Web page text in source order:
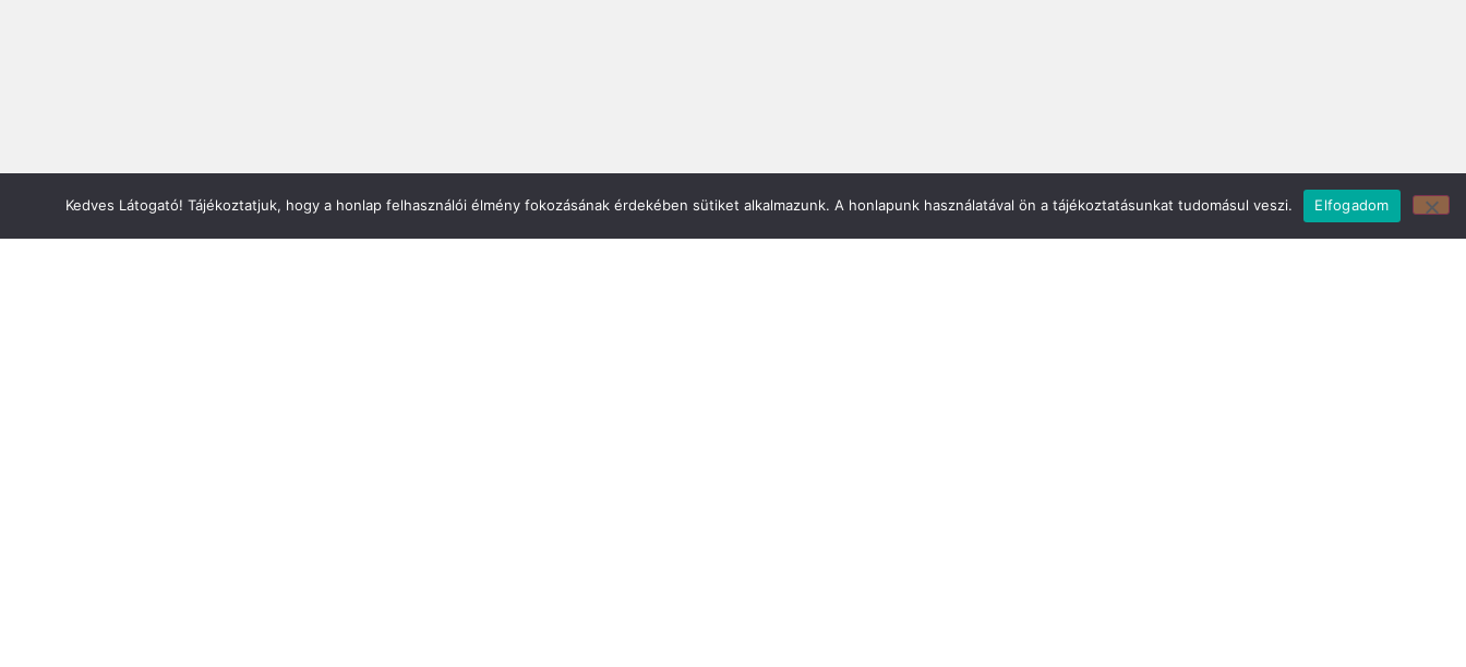
Kedves Látogató! Tájékoztatjuk, hogy a honlap felhasználói élmény fokozásának érdekében sütiket alkalmazunk. A honlapunk használatával ön a tájékoztatásunkat tudomásul veszi. Elfogadom